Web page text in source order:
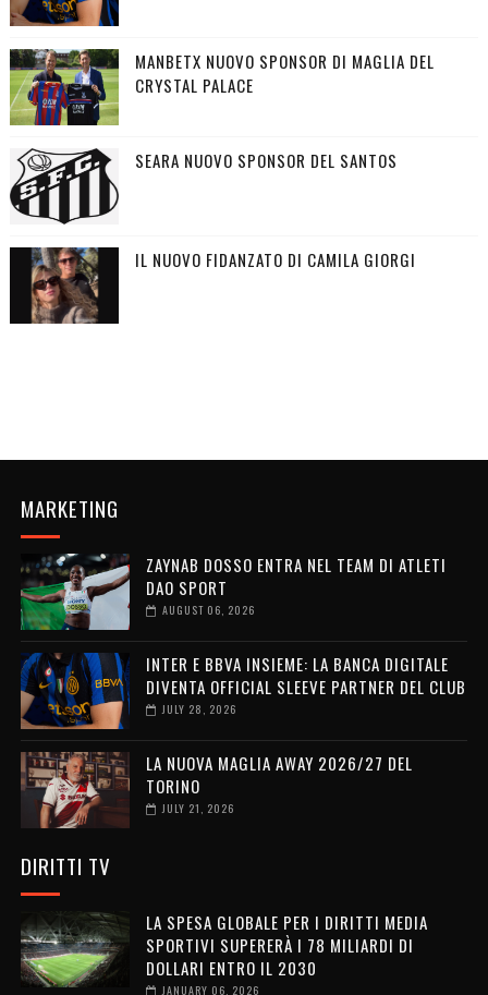
MANBETX NUOVO SPONSOR DI MAGLIA DEL
CRYSTAL PALACE
SEARA NUOVO SPONSOR DEL SANTOS
IL NUOVO FIDANZATO DI CAMILA GIORGI
MARKETING
ZAYNAB DOSSO ENTRA NEL TEAM DI ATLETI
DAO SPORT
AUGUST 06, 2026
INTER E BBVA INSIEME: LA BANCA DIGITALE
DIVENTA OFFICIAL SLEEVE PARTNER DEL CLUB
JULY 28, 2026
LA NUOVA MAGLIA AWAY 2026/27 DEL
TORINO
JULY 21, 2026
DIRITTI TV
LA SPESA GLOBALE PER I DIRITTI MEDIA
SPORTIVI SUPERERÀ I 78 MILIARDI DI
DOLLARI ENTRO IL 2030
JANUARY 06, 2026